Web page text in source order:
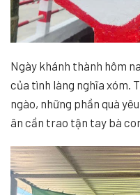
Ngày khánh thành hôm
của tình làng nghĩa xóm.
ngào, những phần quà
ân cần trao tận tay bà